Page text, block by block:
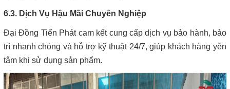
6.3. Dịch Vụ Hậu Mãi Chuyên Nghiệp
Đại Đồng Tiến Phát cam kết cung cấp dịch vụ bảo hành, bảo
trì nhanh chóng và hỗ trợ kỹ thuật 24/7, giúp khách hàng yên
tâm khi sử dụng sản phẩm.